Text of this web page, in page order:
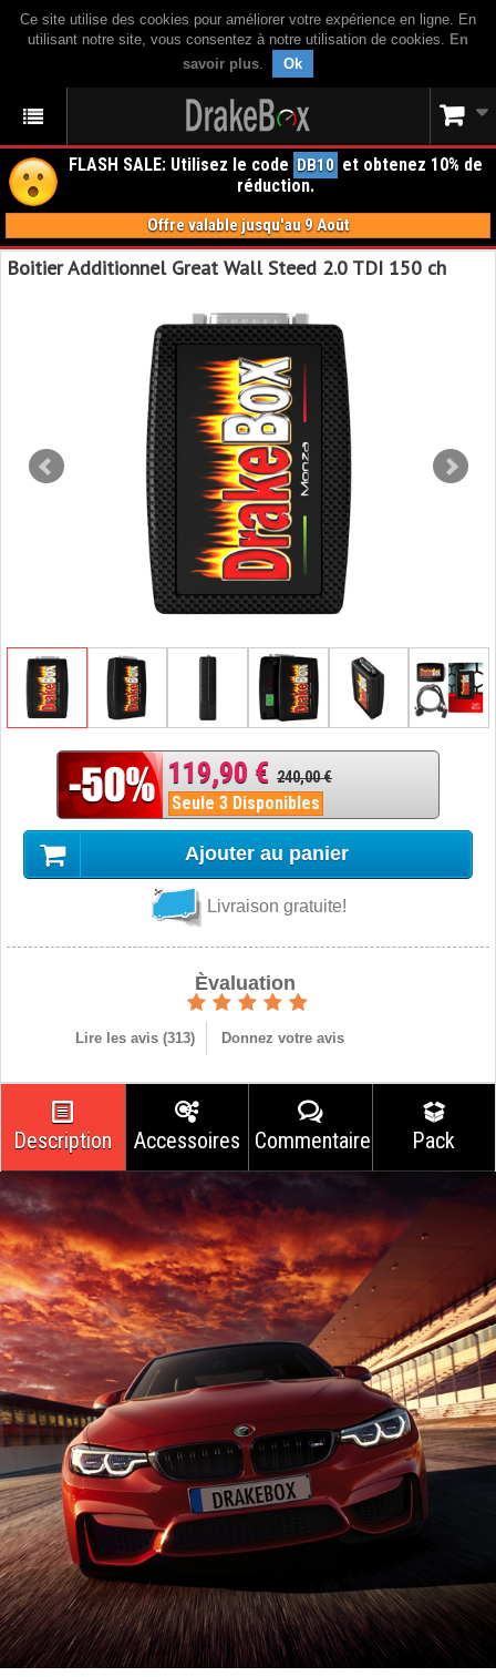
Ce site utilise des cookies pour améliorer votre expérience en ligne. En
utilisant notre site, vous consentez à notre utilisation de cookies. En
savoir plus. Ok
FLASH SALE: Utilisez le code DB10 et obtenez 10% de
réduction.
Offre valable jusqu'au 9 Août
Boitier Additionnel Great Wall Steed 2.0 TDI 150 ch
119,90 € 240,00 €
Seule 3 Disponibles
Ajouter au panier
Livraison gratuite!
Èvaluation
Lire les avis (313) Donnez votre avis
Description Accessoires Commentaires Pack